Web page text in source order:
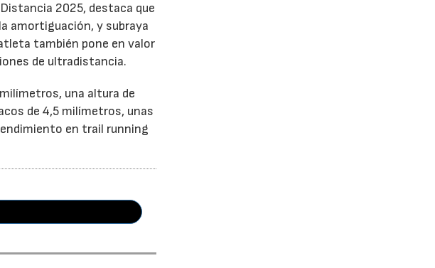
2025, destaca que
amortiguación, y subraya
también pone en valor
de ultradistancia.
una altura de
de 4,5 milímetros, unas
en trail running